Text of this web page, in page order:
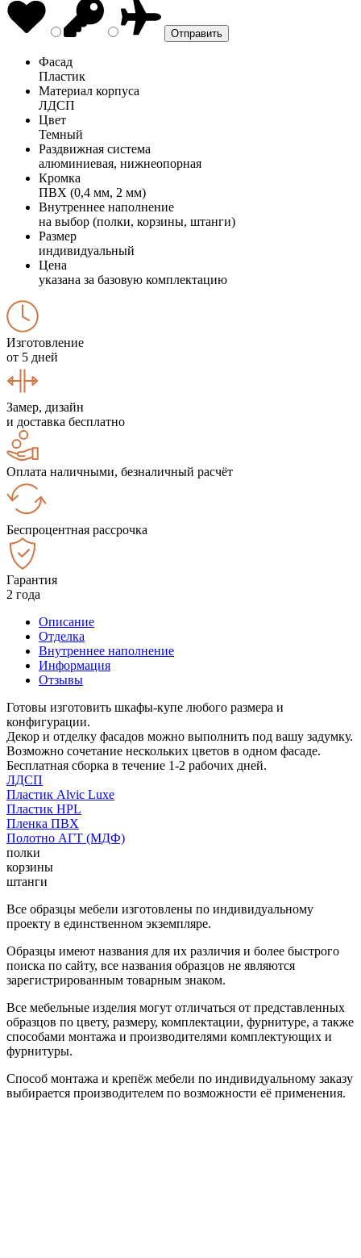
Фасад
Пластик
Материал корпуса
ЛДСП
Цвет
Темный
Раздвижная система
алюминиевая, нижнеопорная
Кромка
ПВХ (0,4 мм, 2 мм)
Внутреннее наполнение
на выбор (полки, корзины, штанги)
Размер
индивидуальный
Цена
указана за базовую комплектацию
Изготовление
от 5 дней
Замер, дизайн
и доставка бесплатно
Оплата наличными, безналичный расчёт
Беспроцентная рассрочка
Гарантия
2 года
Описание
Отделка
Внутреннее наполнение
Информация
Отзывы
Готовы изготовить шкафы-купе любого размера и
конфигурации.
Декор и отделку фасадов можно выполнить под вашу задумку.
Возможно сочетание нескольких цветов в одном фасаде.
Бесплатная сборка в течение 1-2 рабочих дней.
ЛДСП
Пластик Alvic Luxe
Пластик HPL
Пленка ПВХ
Полотно АГТ (МДФ)
полки
корзины
штанги
Все образцы мебели изготовлены по индивидуальному
проекту в единственном экземпляре.
Образцы имеют названия для их различия и более быстрого
поиска по сайту, все названия образцов не являются
зарегистрированным товарным знаком.
Все мебельные изделия могут отличаться от представленных
образцов по цвету, размеру, комплектации, фурнитуре, а также
способами монтажа и производителями комплектующих и
фурнитуры.
Способ монтажа и крепёж мебели по индивидуальному заказу
выбирается производителем по возможности её применения.